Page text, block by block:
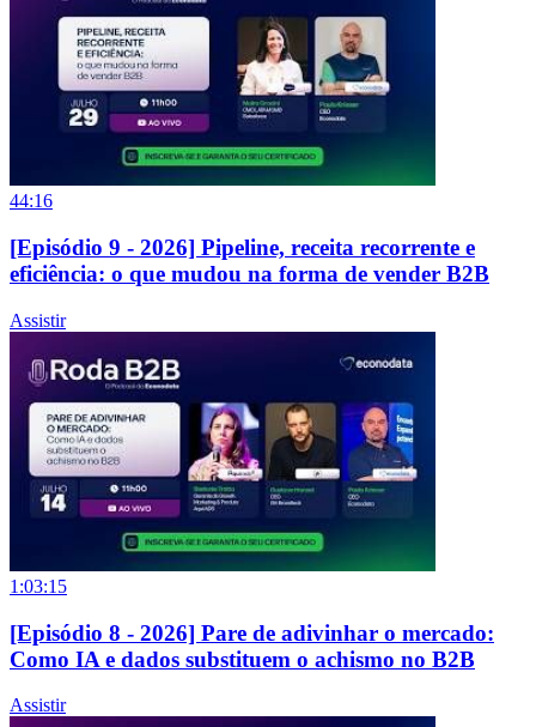
44:16
[Episódio 9 - 2026] Pipeline, receita recorrente e
eficiência: o que mudou na forma de vender B2B
Assistir
1:03:15
[Episódio 8 - 2026] Pare de adivinhar o mercado:
Como IA e dados substituem o achismo no B2B
Assistir